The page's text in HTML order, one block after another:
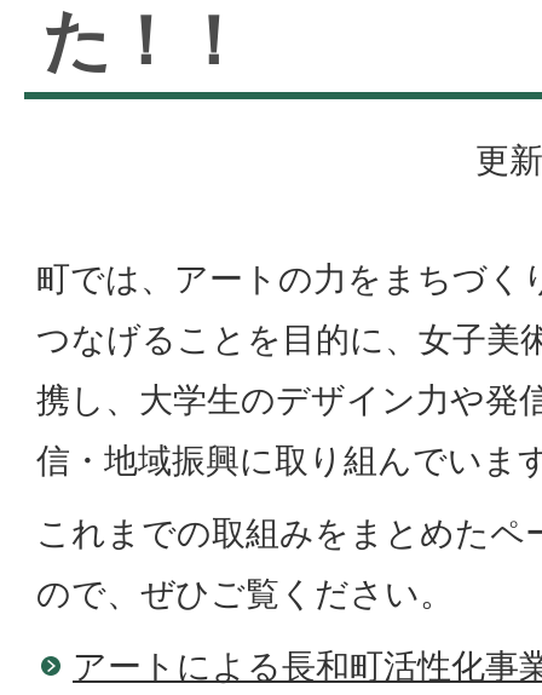
た！！
更
町では、アートの力をまちづく
つなげることを目的に、女子美
携し、大学生のデザイン力や発
信・地域振興に取り組んでいま
これまでの取組みをまとめたペ
ので、ぜひご覧ください。
アートによる長和町活性化事